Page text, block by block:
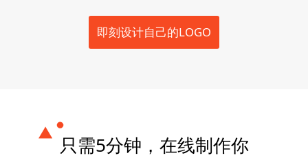
即刻设计自己的LOGO
只需5分钟，在线制作你